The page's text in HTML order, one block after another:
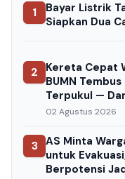
1
Bayar Listrik
Siapkan Dua
2
Kereta Cepat
BUMN
Terpukul —
Over
02 Agustus 2026
3 AS Minta
untuk
Berpotensi